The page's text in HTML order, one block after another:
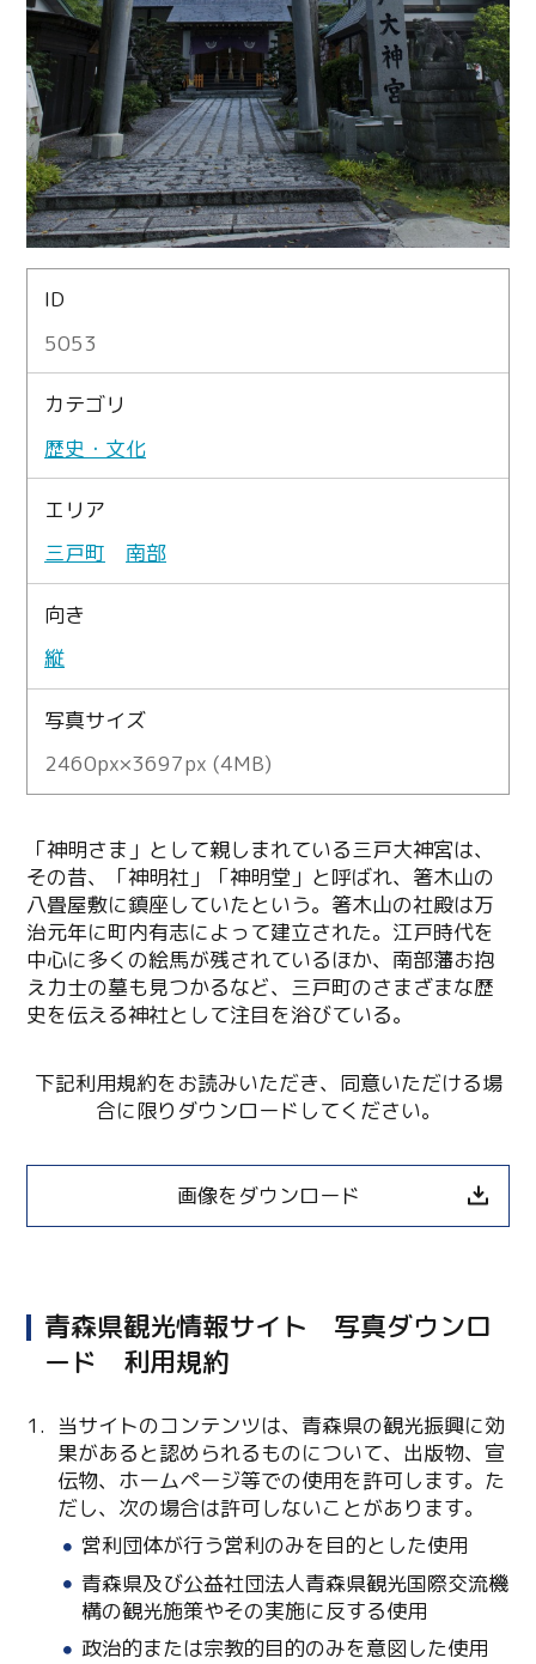
ID
5053
カテゴリ
歴史・文化
エリア
三戸町
南部
向き
縦
写真サイズ
2460px×3697px (4MB)
「神明さま」として親しまれている三戸大神宮は、
その昔、「神明社」「神明堂」と呼ばれ、箸木山の
八畳屋敷に鎮座していたという。箸木山の社殿は万
治元年に町内有志によって建立された。江戸時代を
中心に多くの絵馬が残されているほか、南部藩お抱
え力士の墓も見つかるなど、三戸町のさまざまな歴
史を伝える神社として注目を浴びている。
下記利用規約をお読みいただき、同意いただける場
合に限りダウンロードしてください。
画像をダウンロード
青森県観光情報サイト 写真ダウンロ
ード 利用規約
当サイトのコンテンツは、青森県の観光振興に効
果があると認められるものについて、出版物、宣
伝物、ホームページ等での使用を許可します。た
だし、次の場合は許可しないことがあります。
営利団体が行う営利のみを目的とした使用
青森県及び公益社団法人青森県観光国際交流機
構の観光施策やその実施に反する使用
政治的または宗教的目的のみを意図した使用
Twitter
Facebook
Line
Copy URL